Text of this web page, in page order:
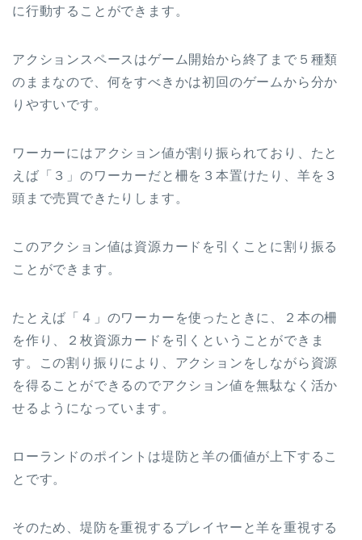
に行動することができます。
アクションスペースはゲーム開始から終了まで５種類
のままなので、何をすべきかは初回のゲームから分か
りやすいです。
ワーカーにはアクション値が割り振られており、たと
えば「３」のワーカーだと柵を３本置けたり、羊を３
頭まで売買できたりします。
このアクション値は資源カードを引くことに割り振る
ことができます。
たとえば「４」のワーカーを使ったときに、２本の柵
を作り、２枚資源カードを引くということができま
す。この割り振りにより、アクションをしながら資源
を得ることができるのでアクション値を無駄なく活か
せるようになっています。
ローランドのポイントは堤防と羊の価値が上下するこ
とです。
そのため、堤防を重視するプレイヤーと羊を重視する